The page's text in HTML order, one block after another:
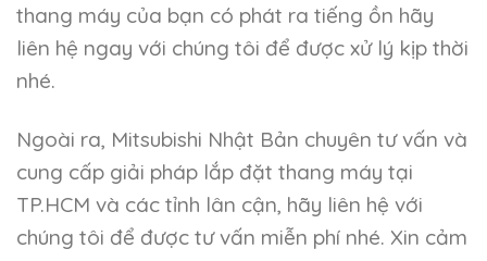
thang máy của bạn có phát ra tiếng ồn hãy
liên hệ ngay với chúng tôi để được xử lý kịp thời
nhé.
Ngoài ra, Mitsubishi Nhật Bản chuyên tư vấn và
cung cấp giải pháp lắp đặt thang máy tại
TP.HCM và các tỉnh lân cận, hãy liên hệ với
chúng tôi để được tư vấn miễn phí nhé. Xin cảm